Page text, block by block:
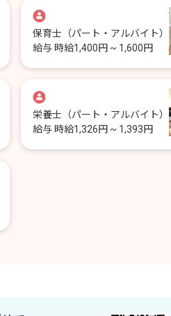
保育士 （パート・アルバイト）
給与 時給1,400円 ~ 1,600円
栄養士 （パート・アルバイト）
給与 時給1,326円 ~ 1,393円